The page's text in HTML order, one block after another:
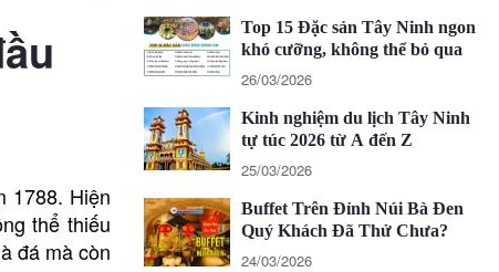
1788. Hiện
thể thiếu
đá mà còn
Top 15 Đặc sản Tây Ninh ngon
khó cưỡng, không thể bỏ qua
26/03/2026
Kinh nghiệm du lịch Tây Ninh
tự túc 2026 từ A đến Z
25/03/2026
Buffet Trên Đỉnh Núi Bà Đen
Quý Khách Đã Thử Chưa?
24/03/2026